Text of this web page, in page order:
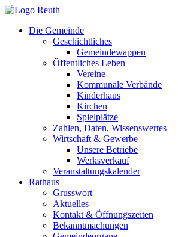
Zum
springenDie Gemeinde
Geschichtliches
Gemeindewappen
Öffentliches Leben
Vereine
Kommunale Verbände
Kinderhaus
Kirchen
Spielplätze
Zahlen, Daten, Wissenswertes
Wirtschaft & Gewerbe
Unsere Betriebe
Werksverkauf
Veranstaltungskalender
Rathaus
Grusswort
Aktuelles
Kontakt & Öffnungszeiten
Bekanntmachungen